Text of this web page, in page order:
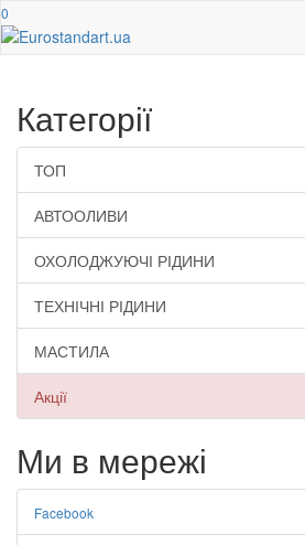
0
Категорії
ТОП
АВТООЛИВИ
ОХОЛОДЖУЮЧІ РІДИНИ
ТЕХНІЧНІ РІДИНИ
МАСТИЛА
Акції
Ми в мережі
Facebook